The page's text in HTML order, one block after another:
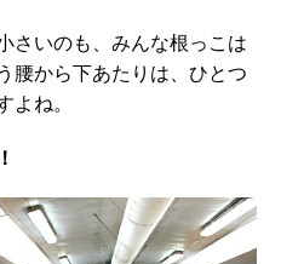
さいのも、みんな根っこは
腰から下あたりは、ひとつ
よね。